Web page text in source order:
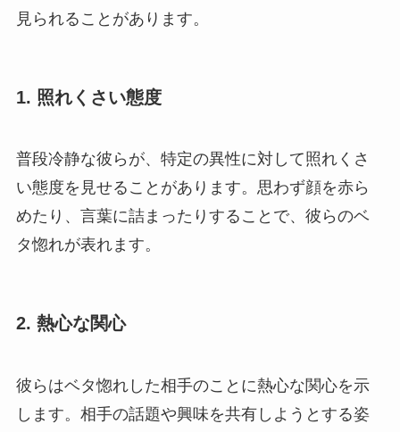
見られることがあります。
1. 照れくさい態度
普段冷静な彼らが、特定の異性に対して照れくさ
い態度を見せることがあります。思わず顔を赤ら
めたり、言葉に詰まったりすることで、彼らのベ
タ惚れが表れます。
2. 熱心な関心
彼らはベタ惚れした相手のことに熱心な関心を示
します。相手の話題や興味を共有しようとする姿